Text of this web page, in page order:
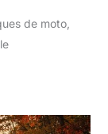
de moto,